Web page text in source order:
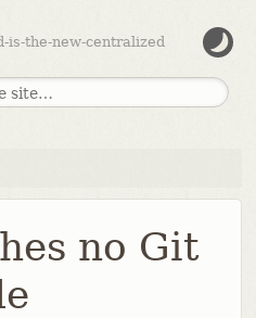
is-the-new-centralized
no Git